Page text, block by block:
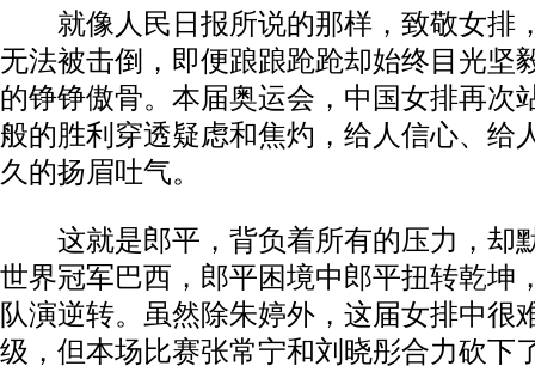
就像人民日报所说的那样，致敬女排
无法被击倒，即便踉踉跄跄却始终目光坚
的铮铮傲骨。本届奥运会，中国女排再次
般的胜利穿透疑虑和焦灼，给人信心、给
久的扬眉吐气。
这就是郎平，背负着所有的压力，却
世界冠军巴西，郎平困境中郎平扭转乾坤
队演逆转。虽然除朱婷外，这届女排中很
级，但本场比赛张常宁和刘晓彤合力砍下